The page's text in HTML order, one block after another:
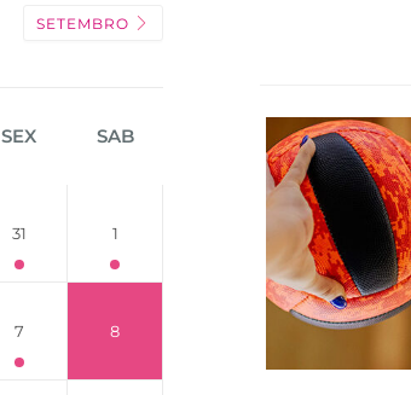
SETEMBRO
SEX SAB
31 1
7 8